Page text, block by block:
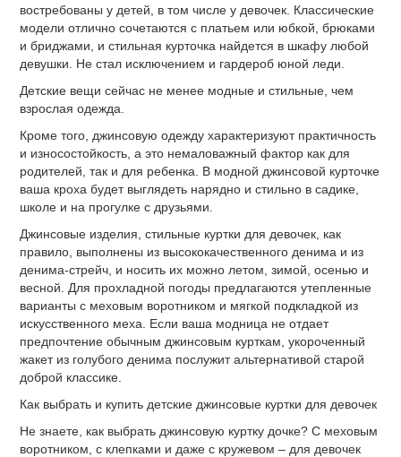
востребованы у детей, в том числе у девочек. Классические
модели отлично сочетаются с платьем или юбкой, брюками
и бриджами, и стильная курточка найдется в шкафу любой
девушки. Не стал исключением и гардероб юной леди.
Детские вещи сейчас не менее модные и стильные, чем
взрослая одежда.
Кроме того, джинсовую одежду характеризуют практичность
и износостойкость, а это немаловажный фактор как для
родителей, так и для ребенка. В модной джинсовой курточке
ваша кроха будет выглядеть нарядно и стильно в садике,
школе и на прогулке с друзьями.
Джинсовые изделия, стильные куртки для девочек, как
правило, выполнены из высококачественного денима и из
денима-стрейч, и носить их можно летом, зимой, осенью и
весной. Для прохладной погоды предлагаются утепленные
варианты с меховым воротником и мягкой подкладкой из
искусственного меха. Если ваша модница не отдает
предпочтение обычным джинсовым курткам, укороченный
жакет из голубого денима послужит альтернативой старой
доброй классике.
Как выбрать и купить детские джинсовые куртки для девочек
Не знаете, как выбрать джинсовую куртку дочке? С меховым
воротником, с клепками и даже с кружевом – для девочек